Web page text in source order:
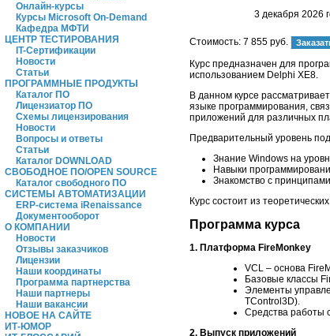
Онлайн-курсы
Курсы Microsoft On-Demand
Кафедра МФТИ
ЦЕНТР ТЕСТИРОВАНИЯ
IT-Сертификации
Новости
Статьи
ПРОГРАММНЫЕ ПРОДУКТЫ
Каталог ПО
Лицензиатор ПО
Схемы лицензирования
Новости
Вопросы и ответы
Статьи
Каталог DOWNLOAD
СВОБОДНОЕ ПО/OPEN SOURCE
Каталог свободного ПО
СИСТЕМЫ АВТОМАТИЗАЦИИ
ERP-система iRenaissance
Документооборот
О КОМПАНИИ
Новости
Отзывы заказчиков
Лицензии
Наши координаты
Программа партнерства
Наши партнеры
Наши вакансии
НОВОЕ НА САЙТЕ
ИТ-ЮМОР
3 декабря 2026
Стоимость: 7 855 руб.
Курс предназначен для
использованием Delphi XE8.
В данном курсе
языке программирования,
приложений для различных
Предварительный уровень
Знание Windows на
Навыки
Знакомство с
Курс состоит из
Программа курса
1. Платформа FireMonkey
VCL – основа
Базовые классы
Элементы
TControl3D).
Средства работы
2. Выпуск приложений